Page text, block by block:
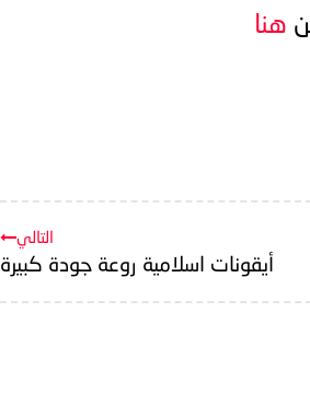
هنا
التالي
أيقونات اسلامية روعة جودة كبيرة